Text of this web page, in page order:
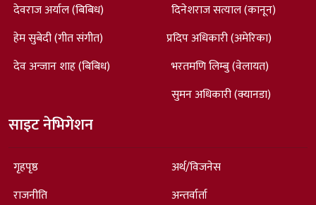
देवराज अर्याल (बिबिध)
हेम सुबेदी (गीत संगीत)
देव अन्जान शाह (बिबिध)
दिनेशराज सत्याल (कानून)
प्रदिप अधिकारी (अमेरिका)
भरतमणि लिम्बु (वेलायत)
सुमन अधिकारी (क्यानडा)
साइट नेभिगेशन
गृहपृष्ठ
राजनीति
अर्थ/विजनेस
अन्तर्वार्ता